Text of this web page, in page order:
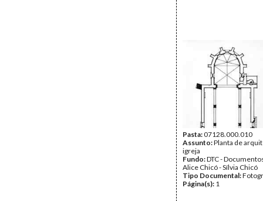
Pasta:07128.000.010
Assunto:Planta de
igreja
Fundo:DTC -
Alice Chicó - Sílvia Chicó
Tipo Documental:
Página(s): 1